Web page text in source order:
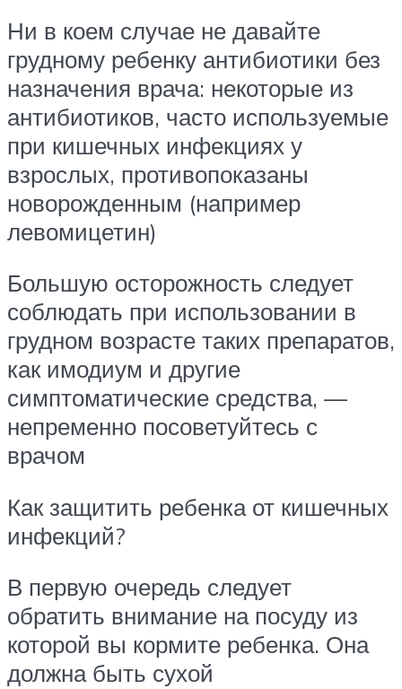
Ни в коем случае не давайте
грудному ребенку антибиотики без
назначения врача: некоторые из
антибиотиков, часто используемые
при кишечных инфекциях у
взрослых, противопоказаны
новорожденным (например
левомицетин)
Большую осторожность следует
соблюдать при использовании в
грудном возрасте таких препаратов,
как имодиум и другие
симптоматические средства, —
непременно посоветуйтесь с
врачом
Как защитить ребенка от кишечных
инфекций?
В первую очередь следует
обратить внимание на посуду из
которой вы кормите ребенка. Она
должна быть сухой